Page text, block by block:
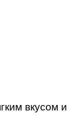
вкусом и